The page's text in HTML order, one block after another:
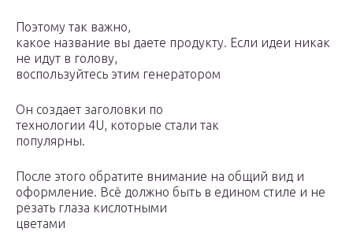
Поэтому так важно,
какое название вы даете продукту. Если идеи никак
не идут в голову,
воспользуйтесь этим генератором
Он создает заголовки по
технологии 4U, которые стали так
популярны.
После этого обратите внимание на общий вид и
оформление. Всё должно быть в едином стиле и не
резать глаза кислотными
цветами